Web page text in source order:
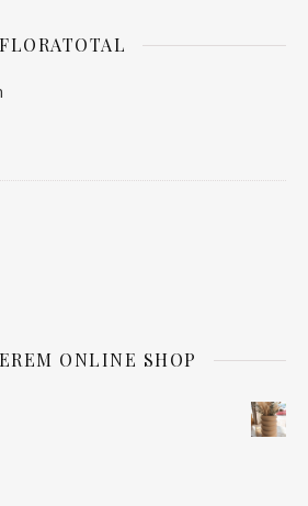
FLORATOTAL
ONLINE SHOP